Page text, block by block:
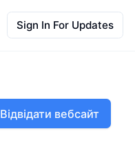
Sign In For Updates
Відвідати вебсайт